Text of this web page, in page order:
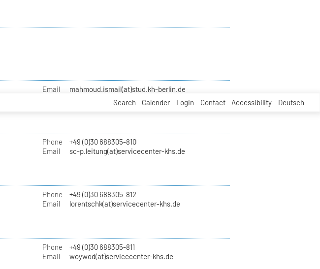
Search Calender Login Contact Accessibility Deutsch
Email mahmoud.ismail(at)stud.kh-berlin.de
Phone
+49 (0)30 688305-810
Email
sc-p.leitung(at)servicecenter-khs.de
Phone
+49 (0)30 688305-812
Email
lorentschk(at)servicecenter-khs.de
Phone
+49 (0)30 688305-811
Email
woywod(at)servicecenter-khs.de